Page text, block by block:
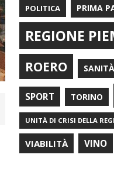
POLITICA PRIMA
REGIONE
ROERO SANITÀ
SPORT TORINO
UNITÀ DI CRISI DELLA
VIABILITÀ VINO